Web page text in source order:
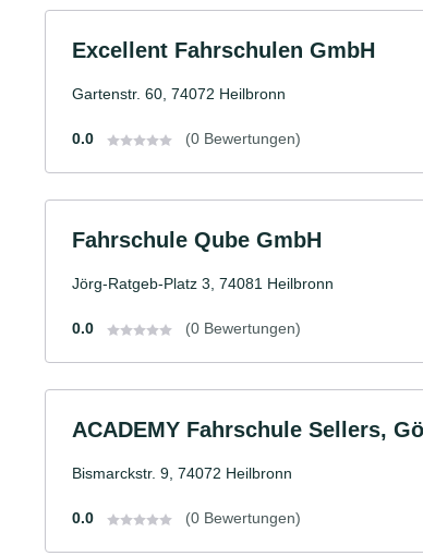
Excellent Fahrschulen GmbH
Gartenstr. 60, 74072 Heilbronn
0.0 (0 Bewertungen)
Fahrschule Qube GmbH
Jörg-Ratgeb-Platz 3, 74081 Heilbronn
0.0 (0 Bewertungen)
ACADEMY Fahrschule Sellers,
Bismarckstr. 9, 74072 Heilbronn
0.0 (0 Bewertungen)